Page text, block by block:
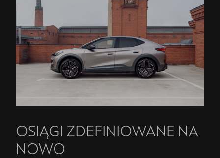
OSIĄGI ZDEFINIOWANE NA
NOWO